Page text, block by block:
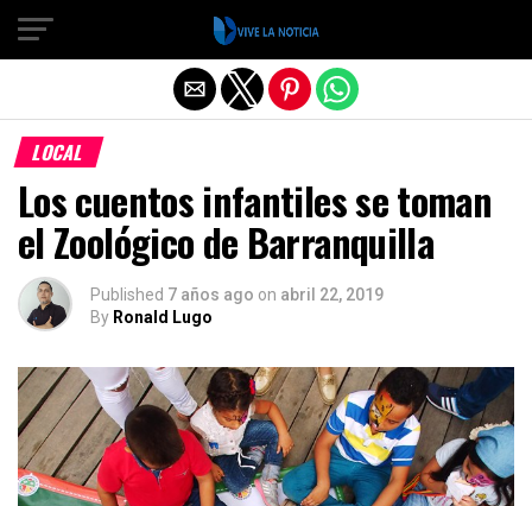
LOCAL
Los cuentos infantiles se toman
el Zoológico de Barranquilla
Published 7 años ago on abril 22, 2019
By Ronald Lugo
Salir de la versión móvil